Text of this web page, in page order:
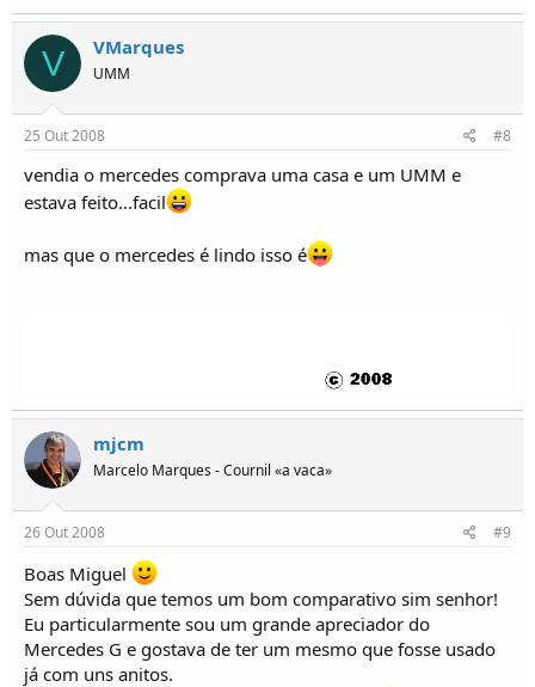
V VMarques
UMM
25 Out 2008 #8
vendia o mercedes comprava uma casa e um UMM e
estava feito...facil
mas que o mercedes é lindo isso é
mjcm
Marcelo Marques - Cournil «a vaca»
26 Out 2008 #9
Boas Miguel
Sem dúvida que temos um bom comparativo sim senhor!
Eu particularmente sou um grande apreciador do
Mercedes G e gostava de ter um mesmo que fosse usado
já com uns anitos.